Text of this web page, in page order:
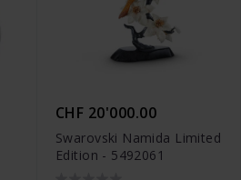
CHF 20'000.00
Swarovski Namida Limited
Edition - 5492061